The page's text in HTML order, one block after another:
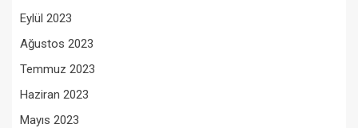
Eylül 2023
Ağustos 2023
Temmuz 2023
Haziran 2023
Mayıs 2023